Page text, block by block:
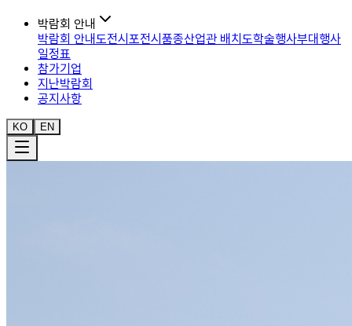
박람회 안내
박람회 안내도전시포전시품종산업관 배치도학술행사부대행사
일정표
참가기업
지난박람회
공지사항
KO EN